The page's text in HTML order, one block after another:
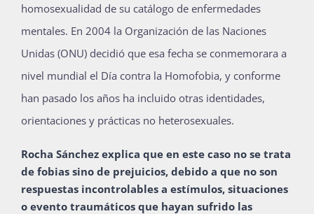
homosexualidad de su catálogo de enfermedades
mentales. En 2004 la Organización de las Naciones
Unidas (ONU) decidió que esa fecha se conmemorara a
nivel mundial el Día contra la Homofobia, y conforme
han pasado los años ha incluido otras identidades,
orientaciones y prácticas no heterosexuales.
Rocha Sánchez explica que en este caso no se trata
de fobias sino de prejuicios, debido a que no son
respuestas incontrolables a estímulos, situaciones
o evento traumáticos que hayan sufrido las